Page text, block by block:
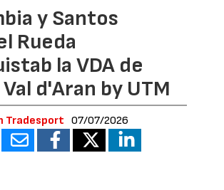
y Santos
Rueda
la VDA de
Val d'Aran by UTM
Tradesport 07/07/2026